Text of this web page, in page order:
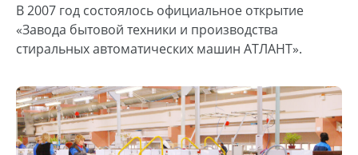
В 2007 год состоялось официальное открытие
«Завода бытовой техники и производства
стиральных автоматических машин АТЛАНТ».